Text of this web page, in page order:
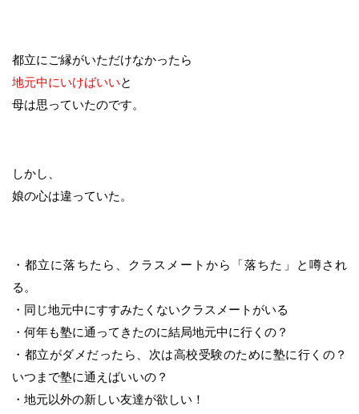
都立にご縁がいただけなかったら
地元中にいけばいいと
母は思っていたのです。
しかし、
娘の心は違っていた。
・都立に落ちたら、クラスメートから「落ちた」と噂され
る。
・同じ地元中にすすみたくないクラスメートがいる
・何年も塾に通ってきたのに結局地元中に行くの？
・都立がダメだったら、次は高校受験のために塾に行くの？
いつまで塾に通えばいいの？
・地元以外の新しい友達が欲しい！